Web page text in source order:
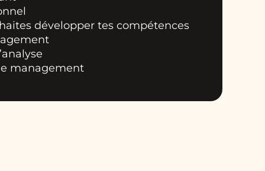
développer tes compétences
management